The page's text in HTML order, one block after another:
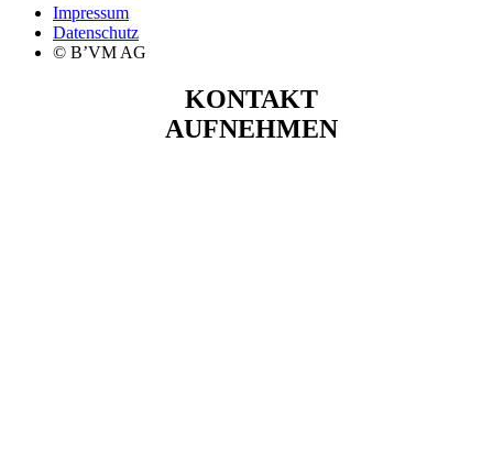
Impressum
Datenschutz
© B’VM AG
KONTAKT
AUFNEHMEN